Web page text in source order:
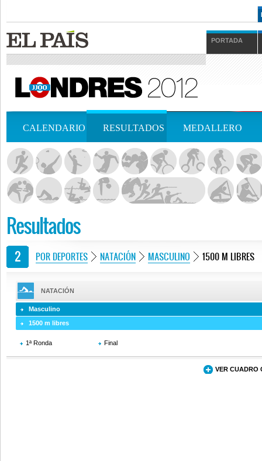
PORTADA
CALENDARIO RESULTADOS MEDALLERO
Resultados
POR DEPORTES NATACIÓN MASCULINO 1500 M LIBRES
NATACIÓN
Masculino
1500 m libres
1ª Ronda Final
VER CUADRO